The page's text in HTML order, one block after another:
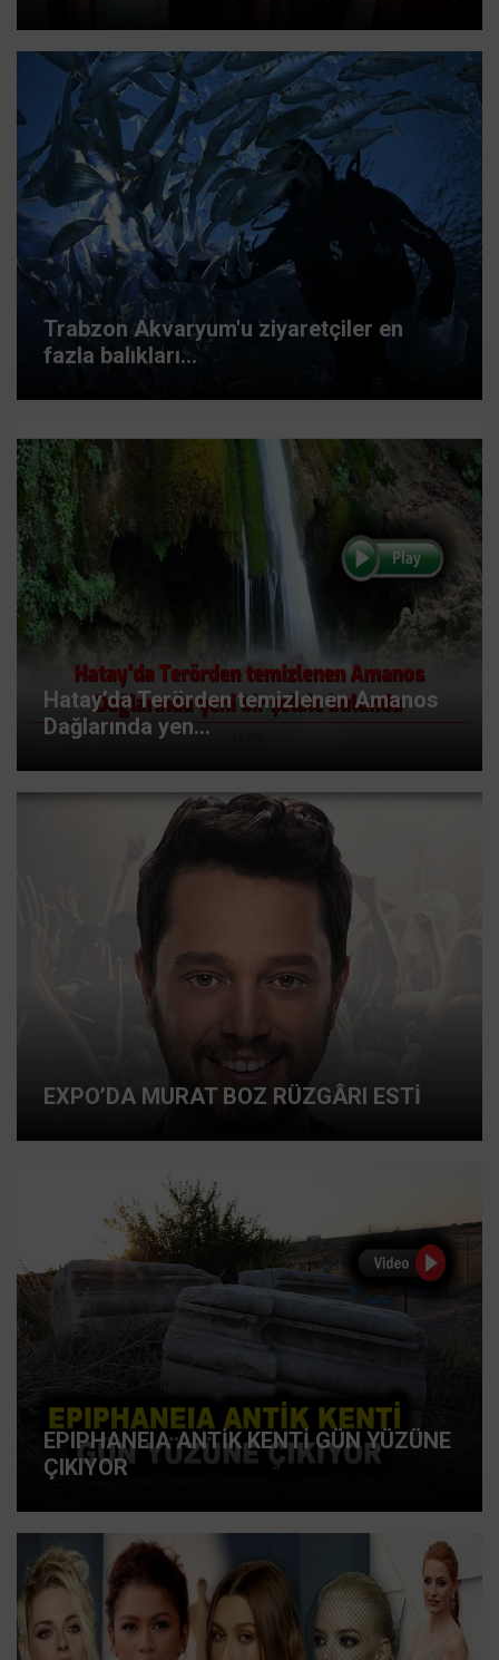
Trabzon Akvaryum'u ziyaretçiler en
fazla balıkları...
Hatay’da Terörden temizlenen Amanos
Dağlarında yen...
EXPO’DA MURAT BOZ RÜZGÂRI ESTİ
EPIPHANEIA ANTİK KENTİ GÜN YÜZÜNE
ÇIKIYOR